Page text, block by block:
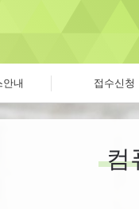
내 접수신청
컴